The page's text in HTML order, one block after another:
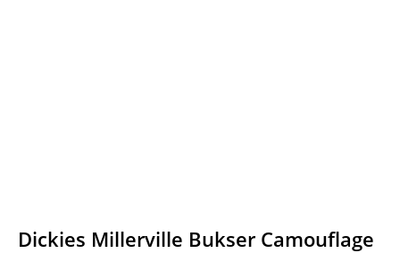
Dickies Millerville Bukser Camouflage